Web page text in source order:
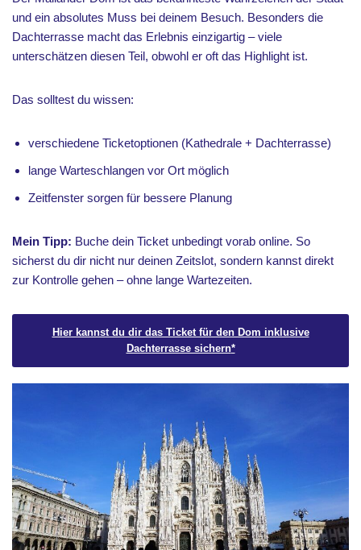
und ein absolutes Muss bei deinem Besuch. Besonders die
Dachterrasse macht das Erlebnis einzigartig – viele
unterschätzen diesen Teil, obwohl er oft das Highlight ist.
Das solltest du wissen:
verschiedene Ticketoptionen (Kathedrale + Dachterrasse)
lange Warteschlangen vor Ort möglich
Zeitfenster sorgen für bessere Planung
Mein Tipp: Buche dein Ticket unbedingt vorab online. So
sicherst du dir nicht nur deinen Zeitslot, sondern kannst direkt
zur Kontrolle gehen – ohne lange Wartezeiten.
Hier kannst du dir das Ticket für den Dom inklusive
Dachterrasse sichern*